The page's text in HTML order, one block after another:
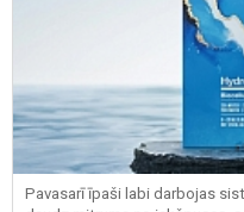
Pavasarī īpaši labi darbojas